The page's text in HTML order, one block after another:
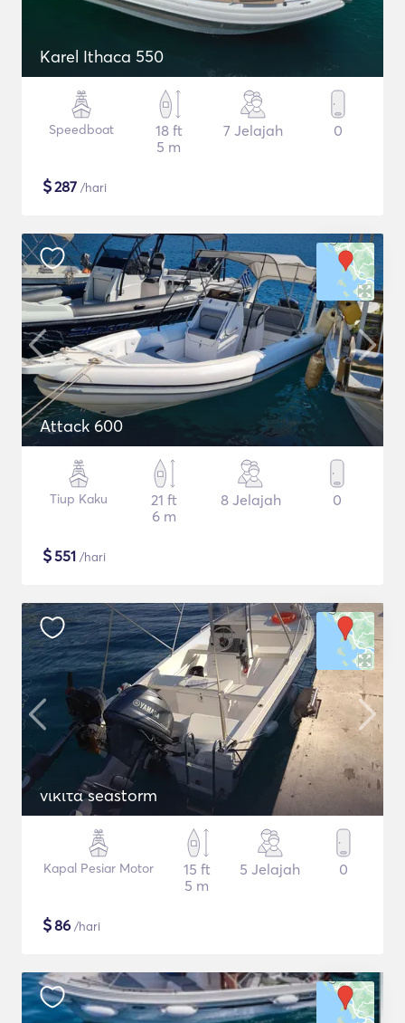
Karel Ithaca 550
Speedboat
18 ft
5 m
7 Jelajah 0
$287 /hari
Attack 600
Tiup Kaku
21 ft
6 m
8 Jelajah 0
$551 /hari
νικιτα seastorm
Kapal Pesiar Motor
15 ft
5 m
5 Jelajah 0
$86 /hari